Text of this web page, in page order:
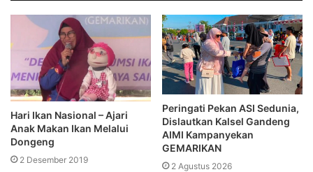
Hari Ikan Nasional – Ajari
Anak Makan Ikan Melalui
Dongeng
2 Desember 2019
Peringati Pekan ASI Sedunia,
Dislautkan Kalsel Gandeng
AIMI Kampanyekan
GEMARIKAN
2 Agustus 2026